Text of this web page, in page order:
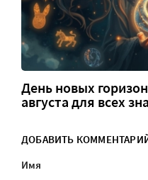
День новых
августа для всех
ДОБАВИТЬ
Имя